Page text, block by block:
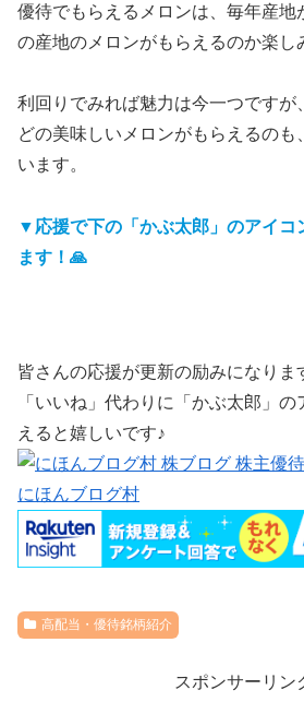
優待でもらえるメロンは、毎年産地
の産地のメロンがもらえるのか楽し
利回りでみれば魅力は今一つですが
どの美味しいメロンがもらえるのも
います。
▼応援で下の「かぶ太郎」のアイコ
ます！🙏
皆さんの応援が更新の励みになりま
「いいね」代わりに「かぶ太郎」
えると嬉しいです♪
にほんブログ村
高配当・優待銘柄紹介
スポンサーリン